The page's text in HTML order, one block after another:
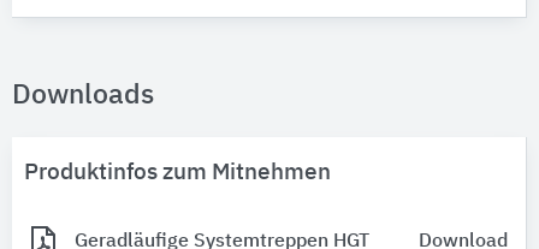
Downloads
Produktinfos zum Mitnehmen
Geradläufige Systemtreppen HGT Download